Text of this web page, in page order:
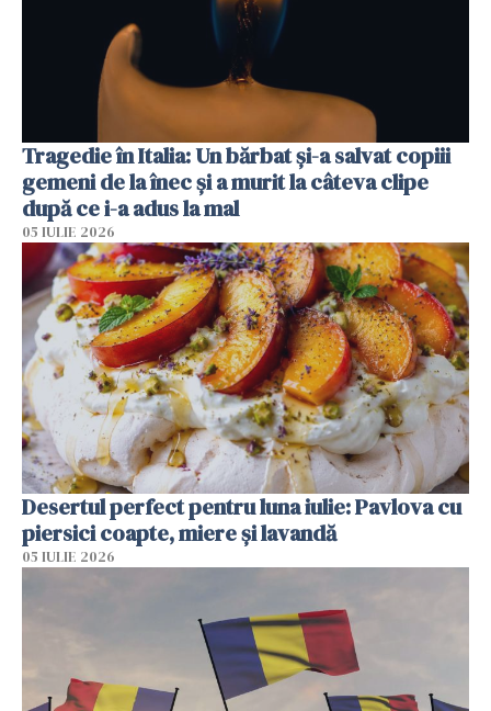
Tragedie în Italia: Un bărbat și-a salvat copiii
gemeni de la înec și a murit la câteva clipe
după ce i-a adus la mal
05 IULIE 2026
Desertul perfect pentru luna iulie: Pavlova cu
piersici coapte, miere și lavandă
05 IULIE 2026